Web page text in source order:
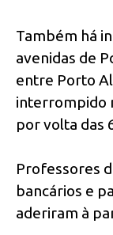
Também há
avenidas de
entre Porto
interrompido
por volta das
Professores
bancários e
aderiram à